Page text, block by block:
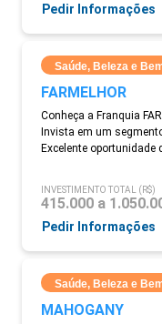
Pedir Informações
Saúde, Beleza e
FARMELHOR
Conheça a Franquia
Invista em um
Excelente oportunidade
INVESTIMENTO TOTAL (R$)
415.000 a
Pedir Informações
Saúde, Beleza e
MAHOGANY